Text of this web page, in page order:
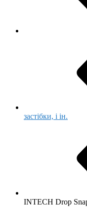
застібки, і ін.
INTECH Drop